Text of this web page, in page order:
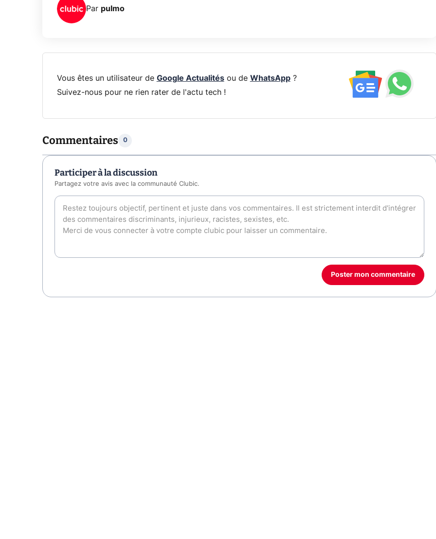
Par pulmo
Vous êtes un utilisateur de Google Actualitésou de WhatsApp?
Suivez-nous pour ne rien rater de l'actu tech !
Commentaires 0
Participer à la discussion
Partagez votre avis avec la communauté Clubic.
Poster mon commentaire